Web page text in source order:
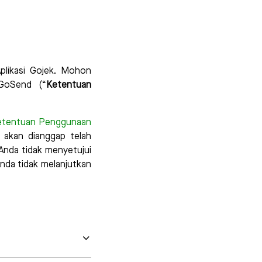
Gojek. Mohon
(“ Ketentuan
Penggunaan
akan dianggap telah
tidak menyetujui
tidak melanjutkan